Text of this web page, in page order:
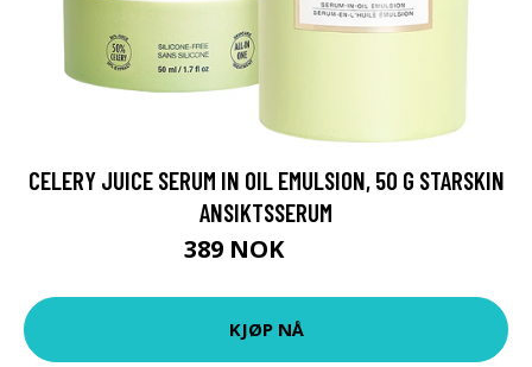
CELERY JUICE SERUM IN OIL EMULSION, 50 G STARSKIN
ANSIKTSSERUM
389 NOK
KJØP NÅ